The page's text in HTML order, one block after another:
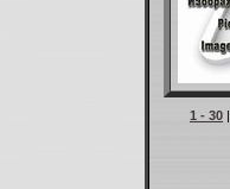
1 - 30 |